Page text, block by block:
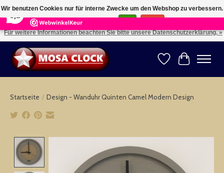
164 Reviews ×
Kies uw taal: NL -- Wählen Sie ihre Sprache: DE -- Choose your language: EN ⇓ ⇒
Wunschzettel
Ihr
Startseite / Design - Wanduhr Quinten Camel Modern Design
Wir benutzen Cookies nur für interne Zwecke um den Webshop zu verbessern.
Ist das in Ordnung?
Für weitere Informationen beachten Sie bitte unsere Datenschutzerklärung. »